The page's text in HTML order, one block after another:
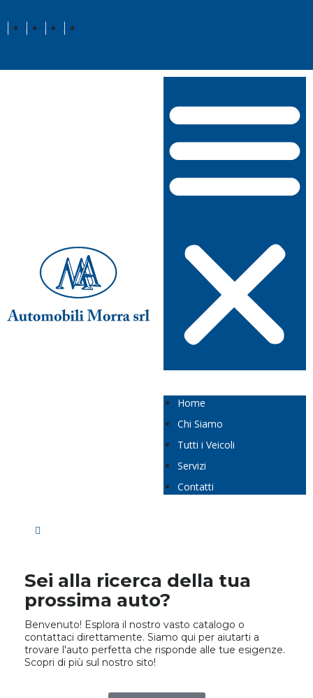
Home
Chi Siamo
Tutti i Veicoli
Servizi
Contatti
Sei alla ricerca della tua
prossima auto?
Benvenuto! Esplora il nostro vasto catalogo o
contattaci direttamente. Siamo qui per aiutarti a
trovare l'auto perfetta che risponde alle tue esigenze.
Scopri di più sul nostro sito!